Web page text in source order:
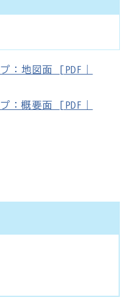
：地図面 [PDF｜
：概要面 [PDF｜